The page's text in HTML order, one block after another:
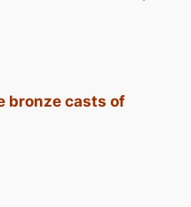
bronze casts of